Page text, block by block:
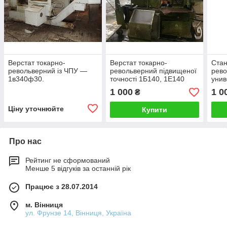
Верстат токарно-
револьверний із ЧПУ —
1в340ф30.
Ціну уточнюйте
Верстат токарно-
револьверний підвищеної
точності 1Б140, 1Е140
1 000₴
Купити
1
Про нас
Рейтинг не сформований
Менше 5 відгуків за останній рік
Працює з 28.07.2014
м. Вінниця
ул. Фрунзе 14, Вінниця, Україна